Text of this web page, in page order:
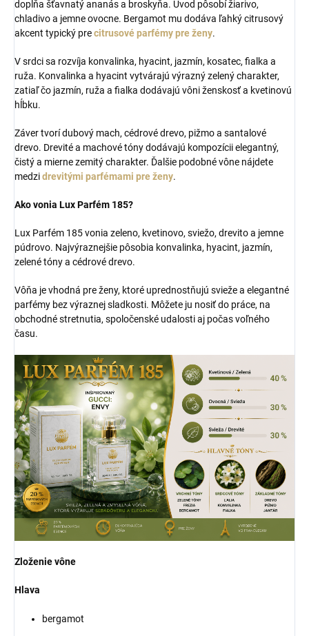
dopĺňa šťavnatý ananás a broskyňa. Úvod pôsobí žiarivo,
chladivo a jemne ovocne. Bergamot mu dodáva ľahký citrusový
akcent typický precitrusové parfémy pre ženy.
V srdci sa rozvíja konvalinka, hyacint, jazmín, kosatec, fialka a
ruža. Konvalinka a hyacint vytvárajú výrazný zelený charakter,
zatiaľ čo jazmín, ruža a fialka dodávajú vôni ženskosť a kvetinovú
hĺbku.
Záver tvorí dubový mach, cédrové drevo, pižmo a santalové
drevo. Drevité a machové tóny dodávajú kompozícii elegantný,
čistý a mierne zemitý charakter. Ďalšie podobné vône nájdete
medzidrevitými parfémami pre ženy.
Ako vonia Lux Parfém 185?
Lux Parfém 185 vonia zeleno, kvetinovo, sviežo, drevito a jemne
púdrovo. Najvýraznejšie pôsobia konvalinka, hyacint, jazmín,
zelené tóny a cédrové drevo.
Vôňa je vhodná pre ženy, ktoré uprednostňujú svieže a elegantné
parfémy bez výraznej sladkosti. Môžete ju nosiť do práce, na
obchodné stretnutia, spoločenské udalosti aj počas voľného
času.
Zloženie vône
Hlava
bergamot